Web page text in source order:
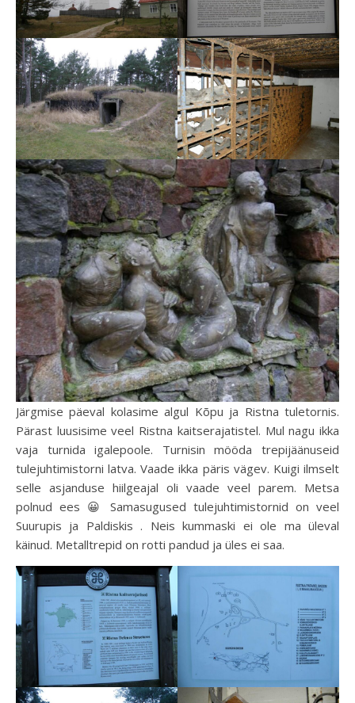
Järgmise päeval kolasime algul Kõpu ja Ristna tuletornis.
Pärast luusisime veel Ristna kaitserajatistel. Mul nagu ikka
vaja turnida igalepoole. Turnisin mööda trepijäänuseid
tulejuhtimistorni latva. Vaade ikka päris vägev. Kuigi ilmselt
selle asjanduse hiilgeajal oli vaade veel parem. Metsa
polnud ees 😀 Samasugused tulejuhtimistornid on veel
Suurupis ja Paldiskis . Neis kummaski ei ole ma üleval
käinud. Metalltrepid on rotti pandud ja üles ei saa.